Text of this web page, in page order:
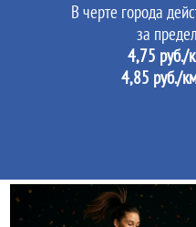
В черте города
за
4,75 руб./
4,85 руб./